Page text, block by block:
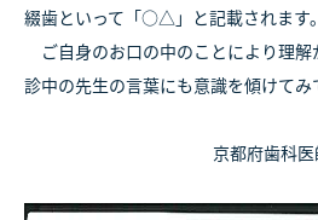
綴歯といって「○△」と記載されます。
ご自身のお口の中のことにより理解
診中の先生の言葉にも意識を傾けてみ
京都府歯科